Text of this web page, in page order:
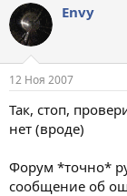
Envy
12 Ноя 2007
Так, стоп,
нет (вроде)
Форум *точно*
сообщение об